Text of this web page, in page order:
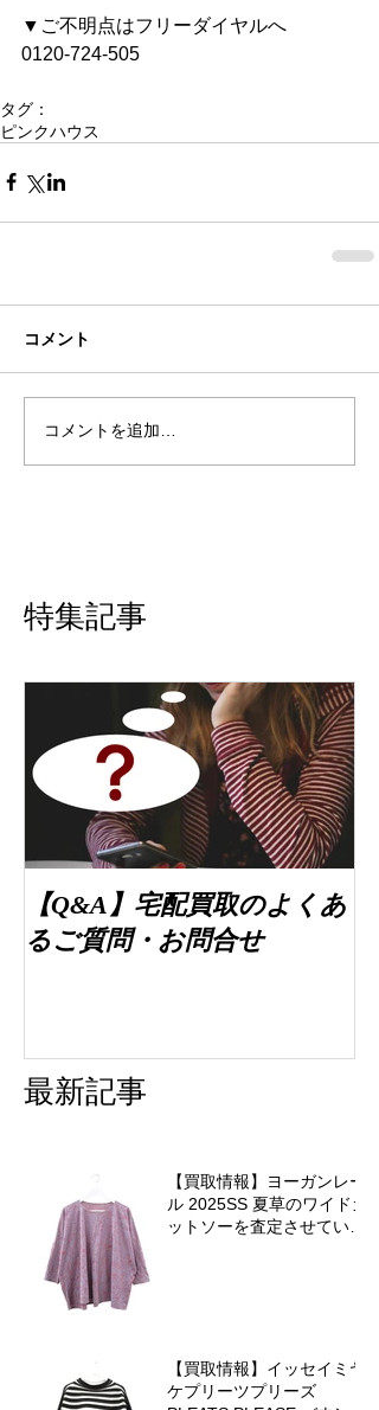
▼ご不明点はフリーダイヤルへ
0120-724-505
タグ：
ピンクハウス
コメント
コメントを追加…
特集記事
【Q&A】宅配買取のよくあ
るご質問・お問合せ
最新記事
【買取情報】ヨーガンレー
ル 2025SS 夏草のワイドカ
ットソーを査定させていた
【買取情報】イッセイミヤ
ケプリーツプリーズ